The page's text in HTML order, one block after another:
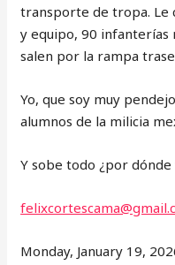
transporte de tropa. Le
y equipo, 90 infanterías
salen por la rampa
Yo, que soy muy
alumnos de la milicia
Y sobe todo ¿por dónde
Monday, January 19,